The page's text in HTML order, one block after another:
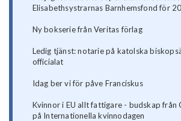
Elisabethsystrarnas Barnhemsfond för
Ny bokserie från Veritas förlag
Ledig tjänst: notarie på katolska
officialat
Idag ber vi för påve Franciskus
Kvinnor i EU allt fattigare - budskap från
på Internationella kvinnodagen